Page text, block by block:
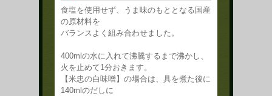
食塩を使用せず、うま味のもととなる国産
の原材料を
バランスよく組み合わせました。
400mlの水に入れて沸騰するまで沸かし、
火を止めて1分おきます。
【米忠の白味噌】の場合は、具を煮た後に
140mlのだしに